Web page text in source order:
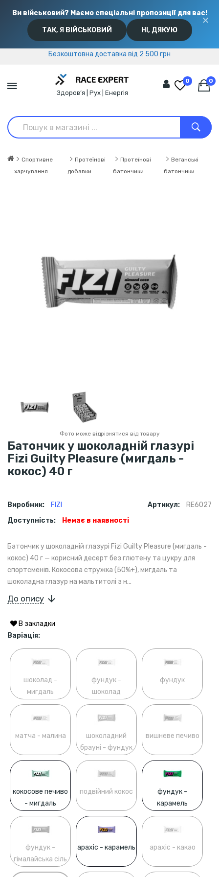
Ви військовий? Маємо спеціальні пропозиції для вас!
ТАК, Я ВІЙСЬКОВИЙ НІ, ДЯКУЮ
✕
Безкоштовна доставка від 2 500 грн
Безкоштовна доставка від 2 500 грн
Здоров’я | Рух | Енергія
0 0
Спортивне
харчування
Протеїнові
добавки
Протеїнові
батончики
Веганські
батончики
Фото може відрізнятися від товару
Батончик у шоколадній глазурі
Fizi Guilty Pleasure (мигдаль -
кокос) 40 г
Виробник: FIZI Артикул:
RE6027
Доступність:
Немає в наявності
Батончик у шоколадній глазурі Fizi Guilty Pleasure (мигдаль -
кокос) 40 г — корисний десерт без глютену та цукру для
спортсменів. Кокосова стружка (50%+), мигдаль та
шоколадна глазур на мальтитолі з н...
До опису
В закладки
Варіація:
шоколад -
мигдаль
фундук -
шоколад
фундук
матчa - малина
шоколадний
брауні - фундук
вишневе печиво
кокосове печиво
- мигдаль
подвійний кокос
фундук -
карамель
фундук -
гімалайська сіль
арахіс - карамель арахіс - какао